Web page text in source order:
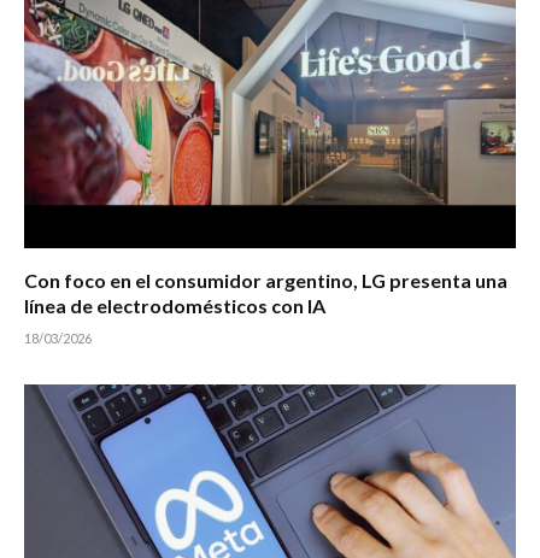
Con foco en el consumidor argentino, LG presenta una
línea de electrodomésticos con IA
18/03/2026